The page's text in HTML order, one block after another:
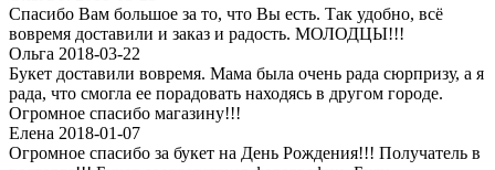
Спасибо Вам большое за то, что Вы есть. Так удобно, всё
вовремя доставили и заказ и радость. МОЛОДЦЫ!!!
Ольга 2018-03-22
Букет доставили вовремя. Мама была очень рада сюрпризу, а я
рада, что смогла ее порадовать находясь в другом городе.
Огpомное спасибо магазину!!!
Елена 2018-01-07
Огромное спасибо за букет на День Рождения!!! Получатель в